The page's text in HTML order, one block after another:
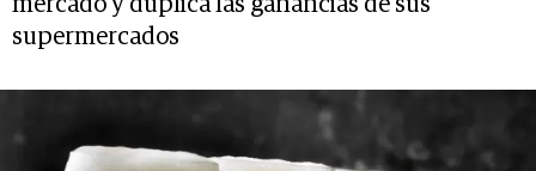
mercado y duplica las ganancias de sus
supermercados